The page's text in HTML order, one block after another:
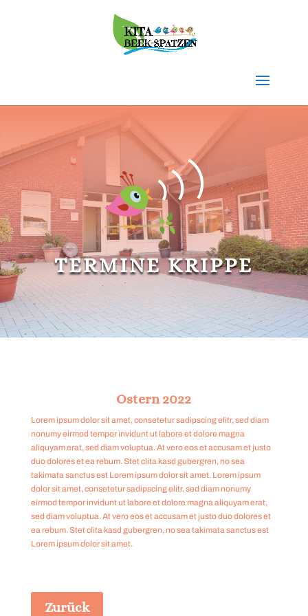
TERMINE KRIPPE
Ostern 2022
Lorem ipsum dolor sit amet, consetetur sadipscing elitr, sed diam
nonumy eirmod tempor invidunt ut labore et dolore magna
aliquyam erat, sed diam voluptua. At vero eos et accusam et justo
duo dolores et ea rebum. Stet clita kasd gubergren, no sea
takimata sanctus est Lorem ipsum dolor sit amet. Lorem ipsum
dolor sit amet, consetetur sadipscing elitr, sed diam nonumy
eirmod tempor invidunt ut labore et dolore magna aliquyam erat,
sed diam voluptua. At vero eos et accusam et justo duo dolores et
ea rebum. Stet clita kasd gubergren, no sea takimata sanctus est
Lorem ipsum dolor sit amet.
Zurück